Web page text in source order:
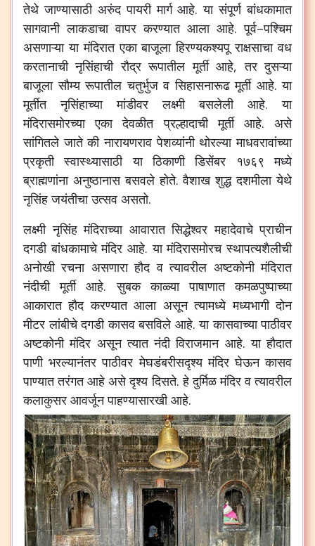
तेथे जाण्यासाठी अरुंद पायरी मार्ग आहे.या संपूर्ण बांधकामात
सागवानी लाकडाचा वापर करण्यात आला आहे.पूर्व–पश्चिम
असणाऱ्या या मंदिरात एका बाजूला हिरण्यकश्यपू राक्षसाचा वध
करतानाची नृसिंहाची रौद्र रूपातील मूर्ती आहे,तर दुसऱ्या
बाजूला सौम्य रूपातील चतुर्भुज व सिहासनारूढ मूर्ती आहे.या
मूर्तीत
नृसिंहाच्या मांडीवर लक्ष्मी बसलेली आहे.या
मंदिरासमोरच्या एका देवळीत प्रल्हादाची मूर्ती आहे.असे
सांगितले जाते की नारायणराव पेशव्यांनी थोरल्या माधवरावांच्या
प्रकृती स्वास्थ्यासाठी या ठिकाणी डिसेंबर १७६९
मध्ये
ब्राह्मणांना अनुष्ठानास बसवले होते.वैशाख शुद्ध दशमीला येथे
नृसिंह जयंतीचा उत्सव असतो.
लक्ष्मी नृसिंह मंदिराच्या आवारात सिद्धेश्वर महादेवाचे प्राचीन
दगडी बांधकामाचे मंदिर आहे.या मंदिरासमोरच स्थापत्यशैलीची
अनोखी रचना असणारा हौद व त्यावरील अष्टकोनी मंदिरात
नंदीची मूर्ती आहे.सुबक काळ्या पाषाणात कमळपुष्पाच्या
आकारात हौद करण्यात आला असून त्यामध्ये मध्यभागी दोन
मीटर लांबीचे दगडी कासव बसविले आहे.या कासवाच्या पाठीवर
अष्टकोनी मंदिर असून त्यात नंदी विराजमान आहे.या हौदात
पाणी भरल्यानंतर पाठीवर मेघडंबरीसदृश्य मंदिर घेऊन कासव
पाण्यात तरंगत आहे असे दृश्य दिसते.हे दुर्मिळ मंदिर व त्यावरील
कलाकुसर आवर्जून पाहण्यासारखी आहे.